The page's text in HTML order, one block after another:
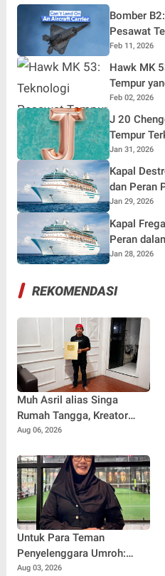
Bomber
Pesawat
Dunia
Feb 11, 2026
Hawk MK
Tempur
Angkatan
Feb 02, 2026
J 20
Tempur
Skenario
Jan 31, 2026
Kapal
dan Peran
Militer
Jan 29, 2026
Kapal
Peran
Tirai Bambu
Jan 28, 2026
REKOMENDASI
Muh Asril alias Singa
Rumah Tangga, Kreator
Kocak yang Jago Bikin
Hiburan
Aug 06, 2026
Untuk Para Teman
Penyelenggara Umroh:
Jangan Sampai Tertipu
Aug 03, 2026